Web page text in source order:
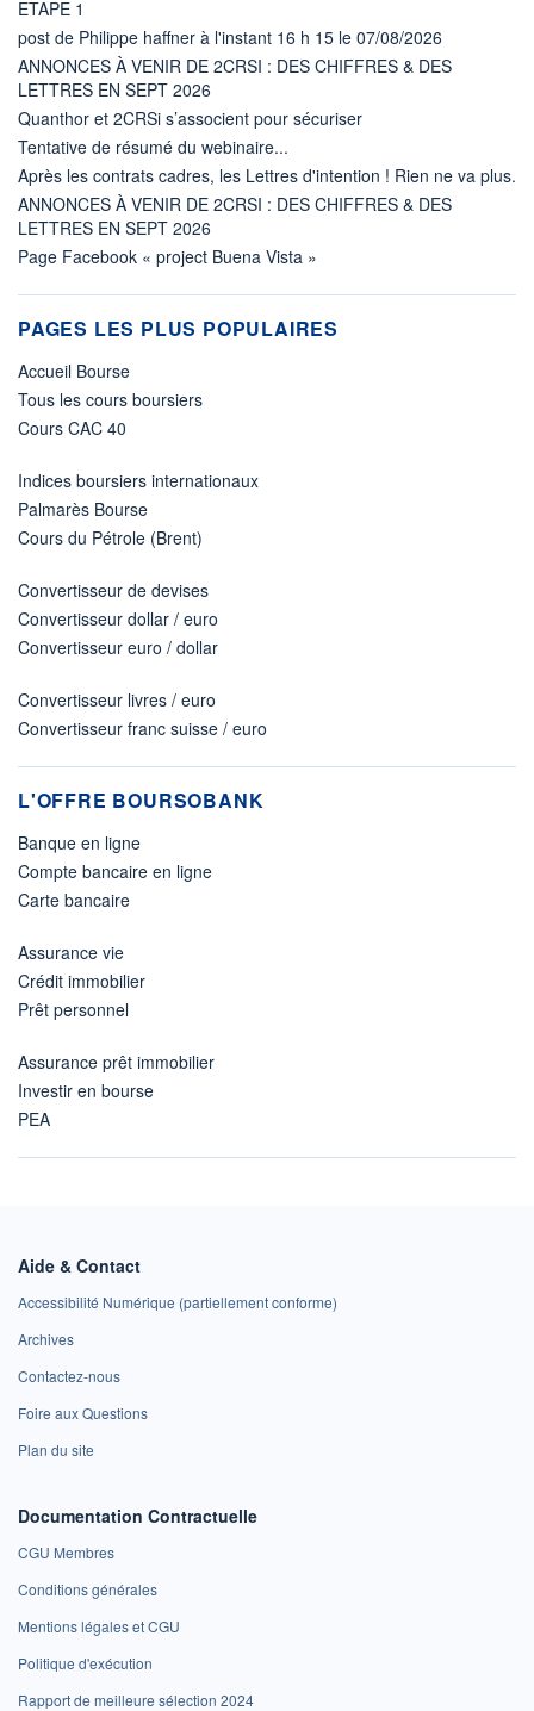
ETAPE 1
post de Philippe haffner à l'instant 16 h 15 le 07/08/2026
ANNONCES À VENIR DE 2CRSI : DES CHIFFRES & DES
LETTRES EN SEPT 2026
Quanthor et 2CRSi s’associent pour sécuriser
Tentative de résumé du webinaire...
Après les contrats cadres, les Lettres d'intention ! Rien ne va plus.
ANNONCES À VENIR DE 2CRSI : DES CHIFFRES & DES
LETTRES EN SEPT 2026
Page Facebook « project Buena Vista »
PAGES LES PLUS POPULAIRES
Accueil Bourse
Tous les cours boursiers
Cours CAC 40
Indices boursiers internationaux
Palmarès Bourse
Cours du Pétrole (Brent)
Convertisseur de devises
Convertisseur dollar / euro
Convertisseur euro / dollar
Convertisseur livres / euro
Convertisseur franc suisse / euro
L'OFFRE BOURSOBANK
Banque en ligne
Compte bancaire en ligne
Carte bancaire
Assurance vie
Crédit immobilier
Prêt personnel
Assurance prêt immobilier
Investir en bourse
PEA
Aide & Contact
Accessibilité Numérique (partiellement conforme)
Archives
Contactez-nous
Foire aux Questions
Plan du site
Documentation Contractuelle
CGU Membres
Conditions générales
Mentions légales et CGU
Politique d'exécution
Rapport de meilleure sélection 2024